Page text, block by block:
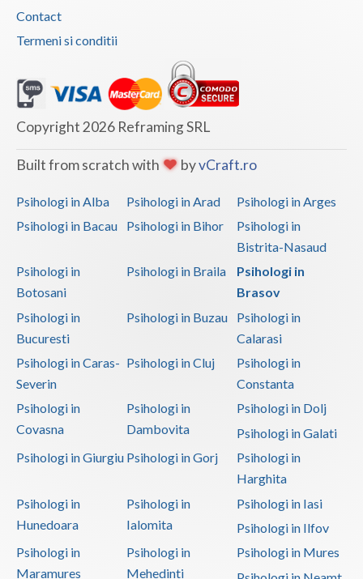
Contact
Termeni si conditii
Copyright 2026 Reframing SRL
Built from scratch with byvCraft.ro
Psihologi in Alba Psihologi in Arad
Psihologi in Arges
Psihologi in Bacau
Psihologi in Bihor
Psihologi in
Bistrita-Nasaud
Psihologi in
Botosani
Psihologi in Braila
Psihologi in
Brasov
Psihologi in
Bucuresti
Psihologi in Buzau
Psihologi in
Calarasi
Psihologi in Caras-
Severin
Psihologi in Cluj
Psihologi in
Constanta
Psihologi in
Covasna
Psihologi in
Dambovita
Psihologi in Dolj
Psihologi in Galati
Psihologi in Giurgiu Psihologi in Gorj
Psihologi in
Harghita
Psihologi in
Hunedoara
Psihologi in
Ialomita
Psihologi in Iasi
Psihologi in Ilfov
Psihologi in
Maramures
Psihologi in
Mehedinti
Psihologi in Mures